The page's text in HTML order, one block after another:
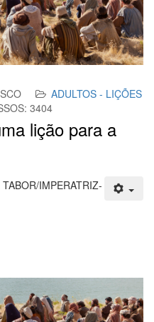
ADULTOS - LIÇÕES
3404
lição para a
IMPERATRIZ-